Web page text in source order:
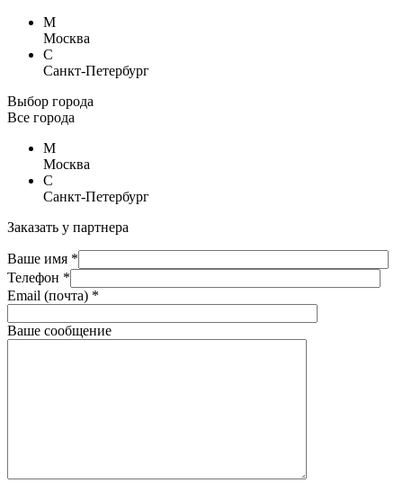
М
Москва
С
Санкт-Петербург
Выбор города
Все города
М
Москва
С
Санкт-Петербург
Заказать у партнера
Ваше имя *
Телефон *
Email (почта) *
Ваше сообщение